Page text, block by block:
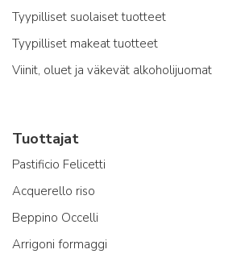
Tyypilliset suolaiset tuotteet
Tyypilliset makeat tuotteet
Viinit, oluet ja väkevät alkoholijuomat
Tuottajat
Pastificio Felicetti
Acquerello riso
Beppino Occelli
Arrigoni formaggi